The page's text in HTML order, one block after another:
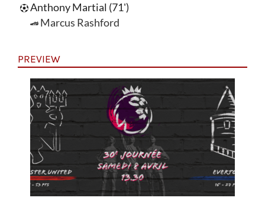
Anthony Martial (71')
Marcus Rashford
PREVIEW